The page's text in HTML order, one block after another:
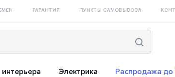
ГАРАНТИЯ ПУНКТЫ САМОВЫВОЗА
Электрика Распродажа до